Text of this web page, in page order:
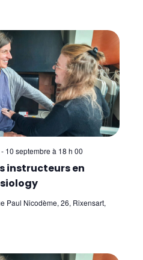
par l'acupressure
1 (W. Topping)
(W. Topping) –
(ancien "Donner
(W. Topping) – Energy
Topping) – Digestive
instructeurs en
- 10 septembre à 18 h 00
Paul Nicodème, 26, Rixensart,